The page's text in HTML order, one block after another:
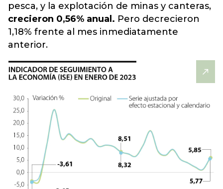
pesca, y la explotación de minas y canteras,
crecieron 0,56% anual. Pero decrecieron
1,18% frente al mes inmediatamente
anterior.